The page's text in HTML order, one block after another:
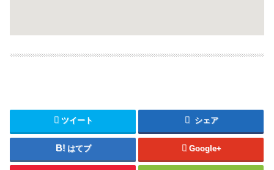
ツイート シェア
はてブ Google+